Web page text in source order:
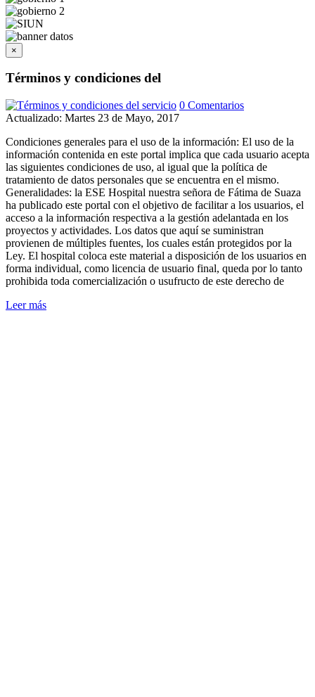
×
Términos y condiciones del
0 Comentarios
Actualizado: Martes 23 de Mayo, 2017
Condiciones generales para el uso de la información: El uso de la
información contenida en este portal implica que cada usuario acepta
las siguientes condiciones de uso, al igual que la política de
tratamiento de datos personales que se encuentra en el mismo.
Generalidades: la ESE Hospital nuestra señora de Fátima de Suaza
ha publicado este portal con el objetivo de facilitar a los usuarios, el
acceso a la información respectiva a la gestión adelantada en los
proyectos y actividades. Los datos que aquí se suministran
provienen de múltiples fuentes, los cuales están protegidos por la
Ley. El hospital coloca este material a disposición de los usuarios en
forma individual, como licencia de usuario final, queda por lo tanto
prohibida toda comercialización o usufructo de este derecho de
Leer más